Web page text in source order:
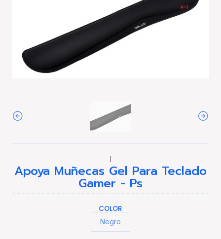
|
Apoya Muñecas Gel Para Teclado
Gamer - Ps
COLOR
Negro